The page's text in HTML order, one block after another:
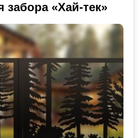
забора «Хай-тек»